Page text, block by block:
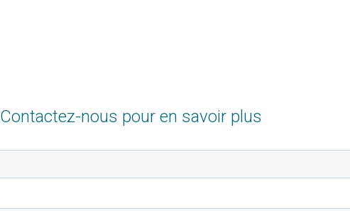
Contactez-nous pour en savoir plus